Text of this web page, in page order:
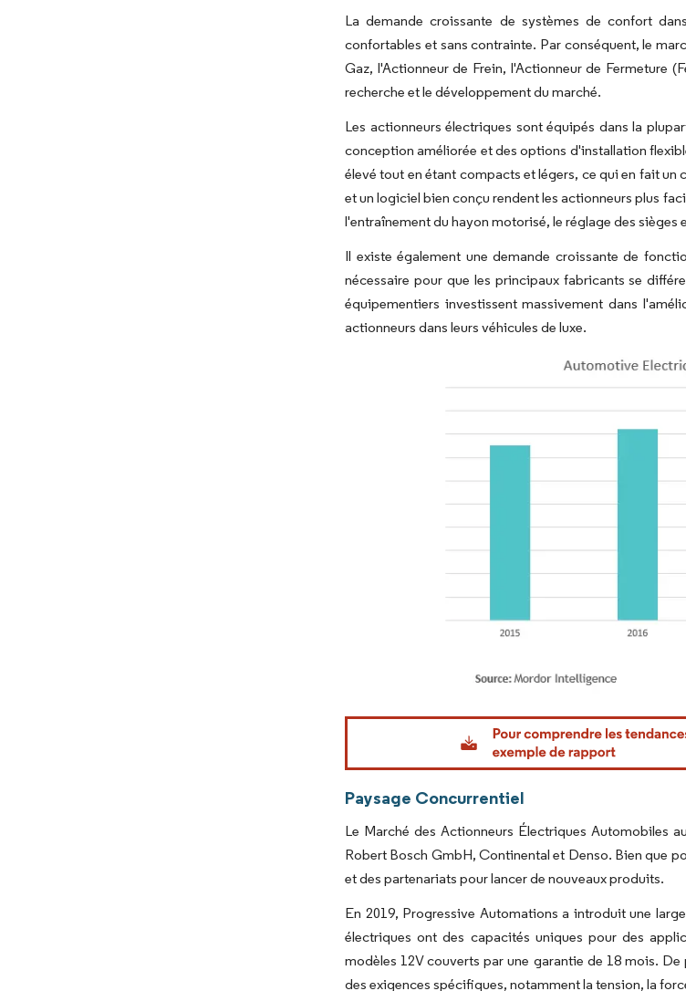
La demande croissante de systèmes de confort
confortables et sans contrainte. Par conséquent, le
Gaz, l'Actionneur de Frein, l'Actionneur de Fermeture
recherche et le développement du marché.
Les actionneurs électriques sont équipés dans la
conception améliorée et des options d'installation
élevé tout en étant compacts et légers, ce qui en fait
et un logiciel bien conçu rendent les actionneurs plus
l'entraînement du hayon motorisé, le réglage des
Il existe également une demande croissante de
nécessaire pour que les principaux fabricants se
équipementiers investissent massivement dans
actionneurs dans leurs véhicules de luxe.
Image © Mordor Intelligence. La réutilisation nécessite
Paysage Concurrentiel
Le Marché des Actionneurs Électriques Automobiles
Robert Bosch GmbH, Continental et Denso. Bien que
et des partenariats pour lancer de nouveaux produits.
En 2019, Progressive Automations a introduit une
électriques ont des capacités uniques pour des
modèles 12V couverts par une garantie de 18 mois.
des exigences spécifiques, notamment la tension, la